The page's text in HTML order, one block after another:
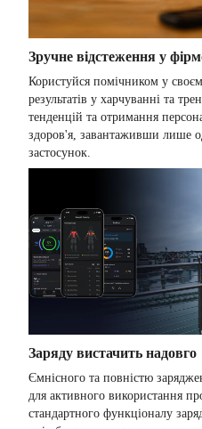
Зручне відстеження у
Користуйся помічником у
результатів у харчуванні та
тенденцій та отримання
здоров'я, завантаживши лише
застосунок.
Заряду вистачить надовго
Ємнісного та повністю
для активного використання
стандартного функціоналу